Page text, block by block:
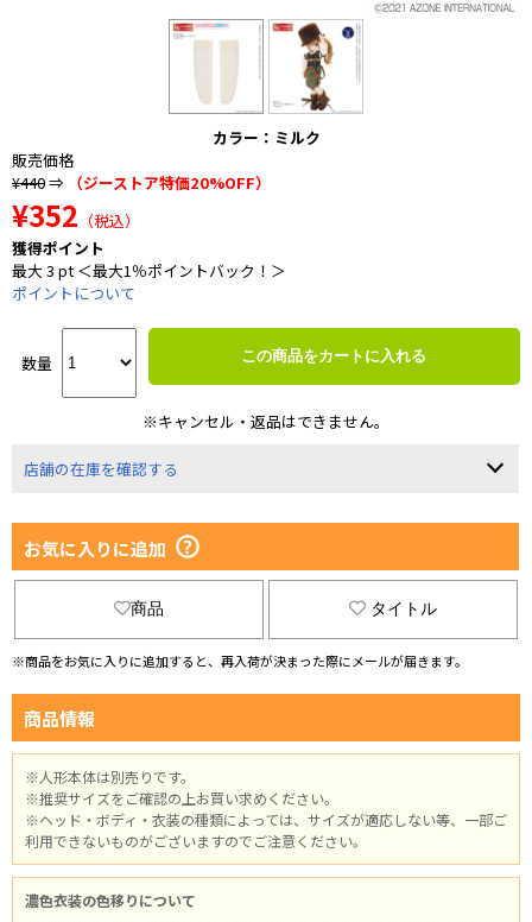
カラー：ミルク
販売価格
¥440⇒ （ジーストア特価20%OFF）
¥352 （税込）
獲得ポイント
最大 3 pt ＜最大1％ポイントバック！＞
ポイントについて
数量 この商品をカートに入れる
※キャンセル・返品はできません。
店舗の在庫を確認する
お気に入りに追加
商品 タイトル
※商品をお気に入りに追加すると、再入荷が決まった際にメールが届きます。
商品情報
※人形本体は別売りです。
※推奨サイズをご確認の上お買い求めください。
※ヘッド・ボディ・衣装の種類によっては、サイズが適応しない等、一部ご
利用できないものがございますのでご注意ください。
濃色衣装の色移りについて